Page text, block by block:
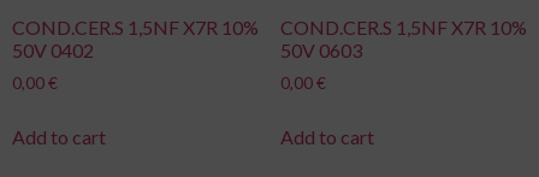
COND.CER.S 1,5NF X7R 10%
50V 0402
0,00€
Add to cart
COND.CER.S 1,5NF X7R 10%
50V 0603
0,00€
Add to cart